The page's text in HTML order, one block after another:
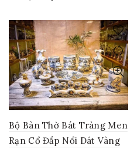
Bộ Bàn Thờ Bát Tràng Men
Rạn Cổ Đắp Nổi Dát Vàng